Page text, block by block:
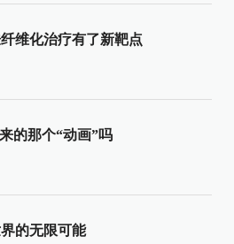
维化治疗有了新靶点
的那个“动画”吗
的无限可能